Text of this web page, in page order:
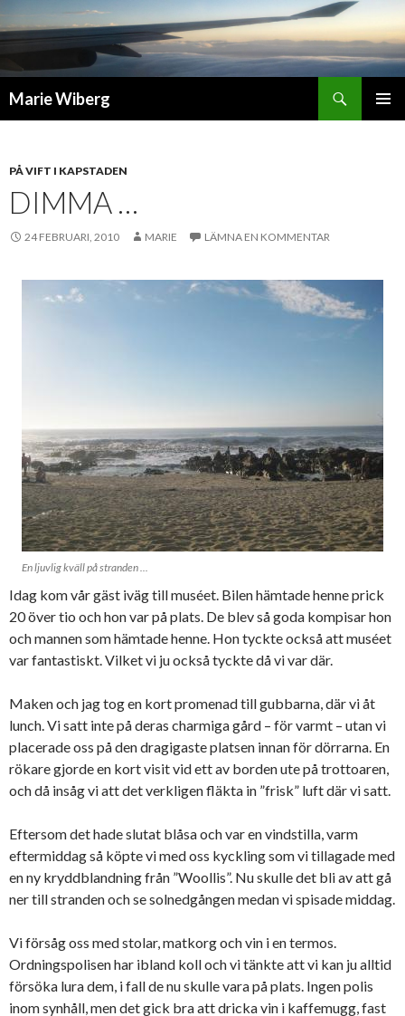
Marie Wiberg
PÅ VIFT I KAPSTADEN
DIMMA …
24 FEBRUARI, 2010 MARIE LÄMNA EN KOMMENTAR
En ljuvlig kväll på stranden ...
Idag kom vår gäst iväg till muséet. Bilen hämtade henne prick
20 över tio och hon var på plats. De blev så goda kompisar hon
och mannen som hämtade henne. Hon tyckte också att muséet
var fantastiskt. Vilket vi ju också tyckte då vi var där.
Maken och jag tog en kort promenad till gubbarna, där vi åt
lunch. Vi satt inte på deras charmiga gård – för varmt – utan vi
placerade oss på den dragigaste platsen innan för dörrarna. En
rökare gjorde en kort visit vid ett av borden ute på trottoaren,
och då insåg vi att det verkligen fläkta in ”frisk” luft där vi satt.
Eftersom det hade slutat blåsa och var en vindstilla, varm
eftermiddag så köpte vi med oss kyckling som vi tillagade med
en ny kryddblandning från ”Woollis”. Nu skulle det bli av att gå
ner till stranden och se solnedgången medan vi spisade middag.
Vi försåg oss med stolar, matkorg och vin i en termos.
Ordningspolisen har ibland koll och vi tänkte att vi kan ju alltid
försöka lura dem, i fall de nu skulle vara på plats. Ingen polis
inom synhåll, men det gick bra att dricka vin i kaffemugg, fast